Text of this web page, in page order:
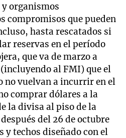
organismos
compromisos que pueden
hasta rescatados si
reservas en el período
que va de marzo a
al FMI) que el
vuelvan a incurrir en el
comprar dólares a la
la divisa al piso de la
del 26 de octubre
y techos diseñado con el